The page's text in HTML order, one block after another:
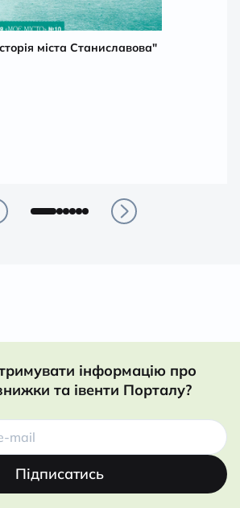
міста Станиславова"
інформацію про
та івенти Порталу?
Підписатись